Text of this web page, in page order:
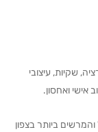
שקיות, עיצובי
אישי ואחסון.
ביותר בצפון